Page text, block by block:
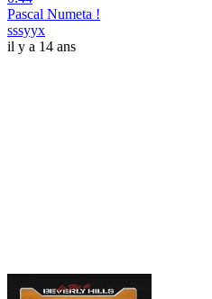
Pascal Numeta !
sssyyx
il y a 14 ans